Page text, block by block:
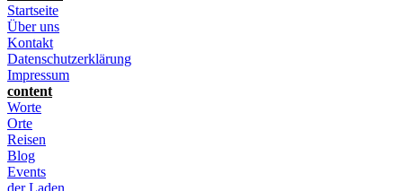
Startseite
Über uns
Kontakt
Datenschutzerklärung
Impressum
content
Worte
Orte
Reisen
Blog
Events
der Laden